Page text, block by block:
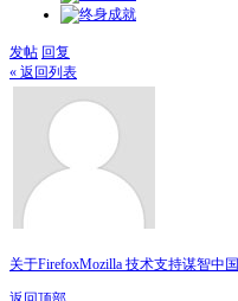
发帖 回复
« 返回列表
关于FirefoxMozilla 技术支持谋智中国